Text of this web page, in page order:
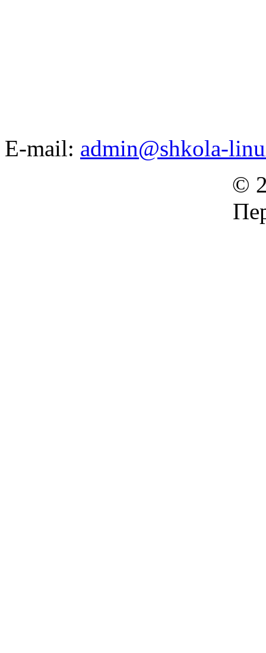
E-mail: admin@shkola-
©